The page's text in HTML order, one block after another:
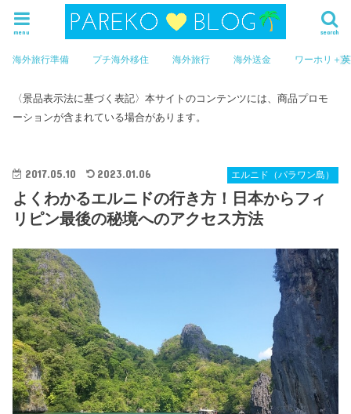
search
menu
海外旅行準備 プチ海外移住 海外旅行 海外送金 ワーホリ＋
〈景品表示法に基づく表記〉本サイトのコンテンツには、商品プロモ
ーションが含まれている場合があります。
エルニド（パラワン島）
2017.05.10 2023.01.06
よくわかるエルニドの行き方！日本からフィ
リピン最後の秘境へのアクセス方法